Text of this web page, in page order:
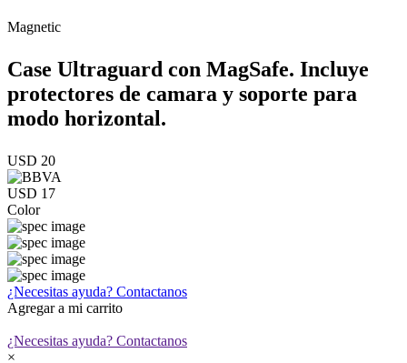
Magnetic
Case Ultraguard con MagSafe. Incluye
protectores de camara y soporte para
modo horizontal.
USD 20
USD 17
Color
¿Necesitas ayuda? Contactanos
Agregar a mi carrito
¿Necesitas ayuda? Contactanos
×